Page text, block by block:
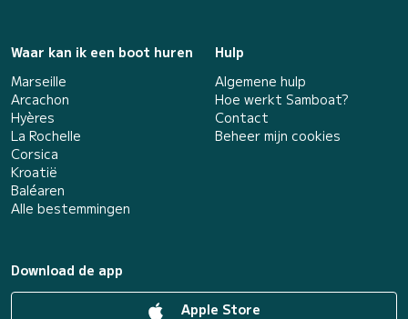
Waar kan ik een boot huren
Marseille
Arcachon
Hyères
La Rochelle
Corsica
Kroatië
Baléaren
Alle bestemmingen
Hulp
Algemene hulp
Hoe werkt Samboat?
Contact
Beheer mijn cookies
Download de app
Apple Store